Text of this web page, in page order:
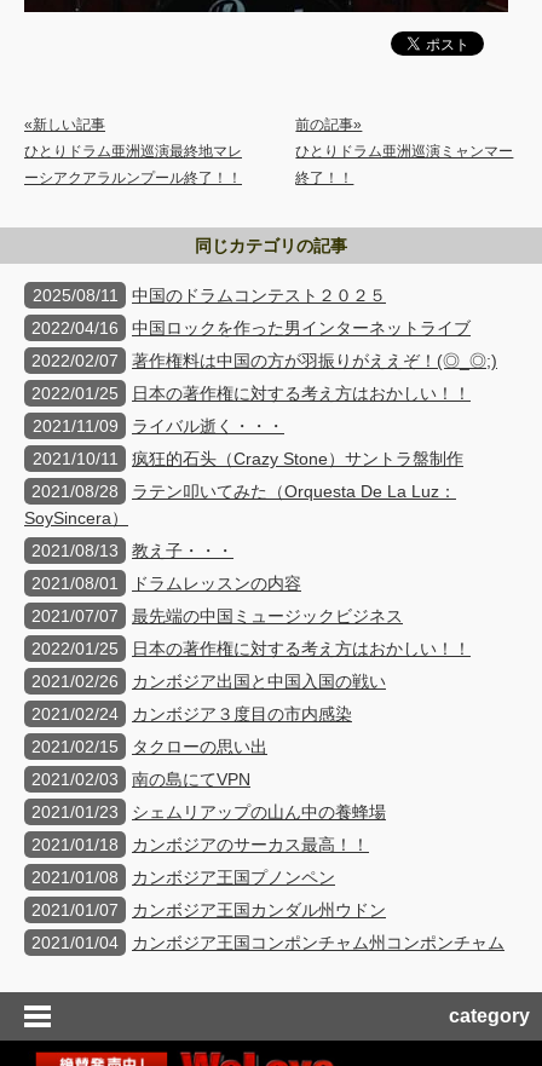
«新しい記事
ひとりドラム亜洲巡演最終地マレ
ーシアクアラルンプール終了！！
前の記事»
ひとりドラム亜洲巡演ミャンマー
終了！！
同じカテゴリの記事
2025/08/11
中国のドラムコンテスト２０２５
2022/04/16
中国ロックを作った男インターネットライブ
2022/02/07
著作権料は中国の方が羽振りがええぞ！(◎_◎;)
2022/01/25
日本の著作権に対する考え方はおかしい！！
2021/11/09
ライバル逝く・・・
2021/10/11
疯狂的石头（Crazy Stone）サントラ盤制作
2021/08/28
ラテン叩いてみた（Orquesta De La Luz：
SoySincera）
2021/08/13
教え子・・・
2021/08/01
ドラムレッスンの内容
2021/07/07
最先端の中国ミュージックビジネス
2022/01/25
日本の著作権に対する考え方はおかしい！！
2021/02/26
カンボジア出国と中国入国の戦い
2021/02/24
カンボジア３度目の市内感染
2021/02/15
タクローの思い出
2021/02/03
南の島にてVPN
2021/01/23
シェムリアップの山ん中の養蜂場
2021/01/18
カンボジアのサーカス最高！！
2021/01/08
カンボジア王国プノンペン
2021/01/07
カンボジア王国カンダル州ウドン
2021/01/04
カンボジア王国コンポンチャム州コンポンチャム
category